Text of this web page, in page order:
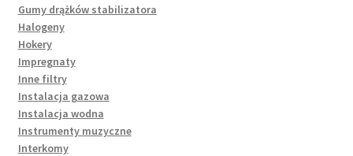
Gumy drążków stabilizatora
Halogeny
Hokery
Impregnaty
Inne filtry
Instalacja gazowa
Instalacja wodna
Instrumenty muzyczne
Interkomy